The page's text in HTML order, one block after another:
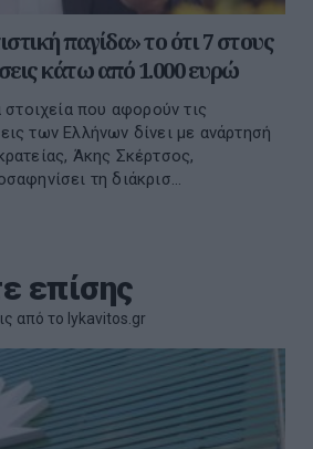
παγίδα» το ότι 7 στους
κάτω από 1.000 ευρώ
στοιχεία που αφορούν τις
των Ελλήνων δίνει με ανάρτησή
Άκης Σκέρτσος,
τη διάκρισ...
επίσης
από το lykavitos.gr